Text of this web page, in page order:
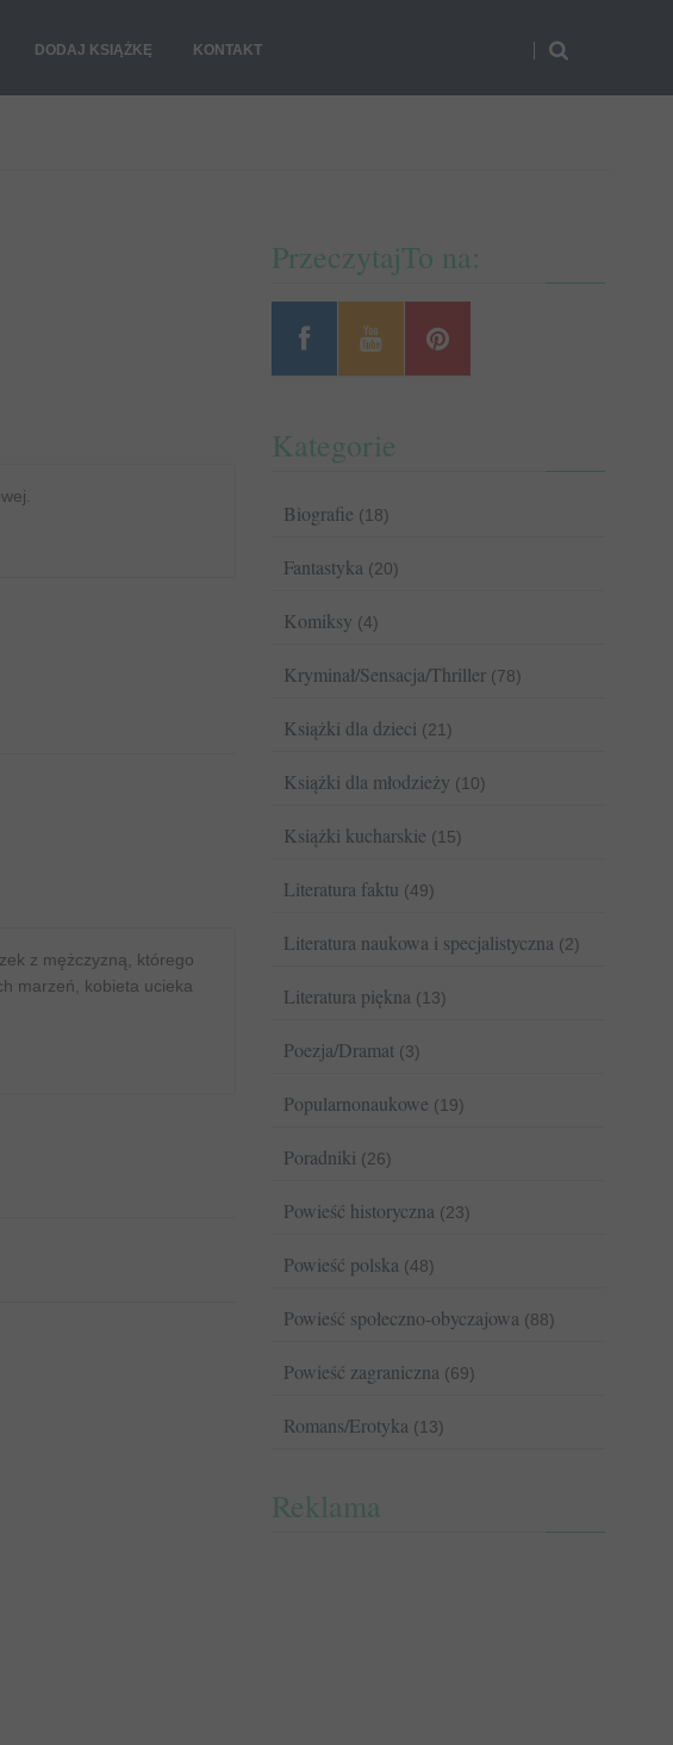
DODAJ KSIĄŻKĘ KONTAKT
z mężczyzną, którego
marzeń, kobieta ucieka
PrzeczytajTo na:
Kategorie
Biografie (18)
Fantastyka (20)
Komiksy (4)
Kryminał/Sensacja/Thriller (78)
Książki dla dzieci (21)
Książki dla młodzieży (10)
Książki kucharskie (15)
Literatura faktu (49)
Literatura naukowa i specjalistyczna (2)
Literatura piękna (13)
Poezja/Dramat (3)
Popularnonaukowe (19)
Poradniki (26)
Powieść historyczna (23)
Powieść polska (48)
Powieść społeczno-obyczajowa (88)
Powieść zagraniczna (69)
Romans/Erotyka (13)
Reklama